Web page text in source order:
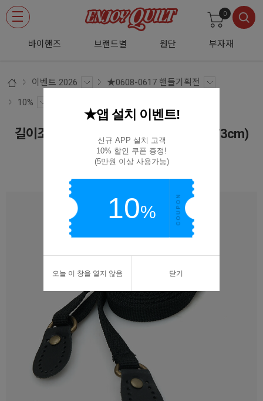
바이핸즈 브랜드별 원단 부자재
0
이벤트 2026
★0608-0617 핸들기획전
10%
길이조절 통가죽 마감 웨빙핸들(132cm-73cm)
44-1311
★앱 설치 이벤트!
신규 APP 설치 고객
10% 할인 쿠폰 증정!
(5만원 이상 사용가능)
10%
오늘 이 창을 열지 않음 닫기